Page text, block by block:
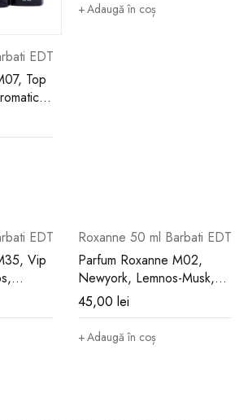
EDT
Top
Adaugă în coș
EDT
Vip
Roxanne 50 ml Barbati EDT
Parfum Roxanne M02,
Newyork, Lemnos-Musk,
Barbati, 50 ml
45,00 lei
Adaugă în coș